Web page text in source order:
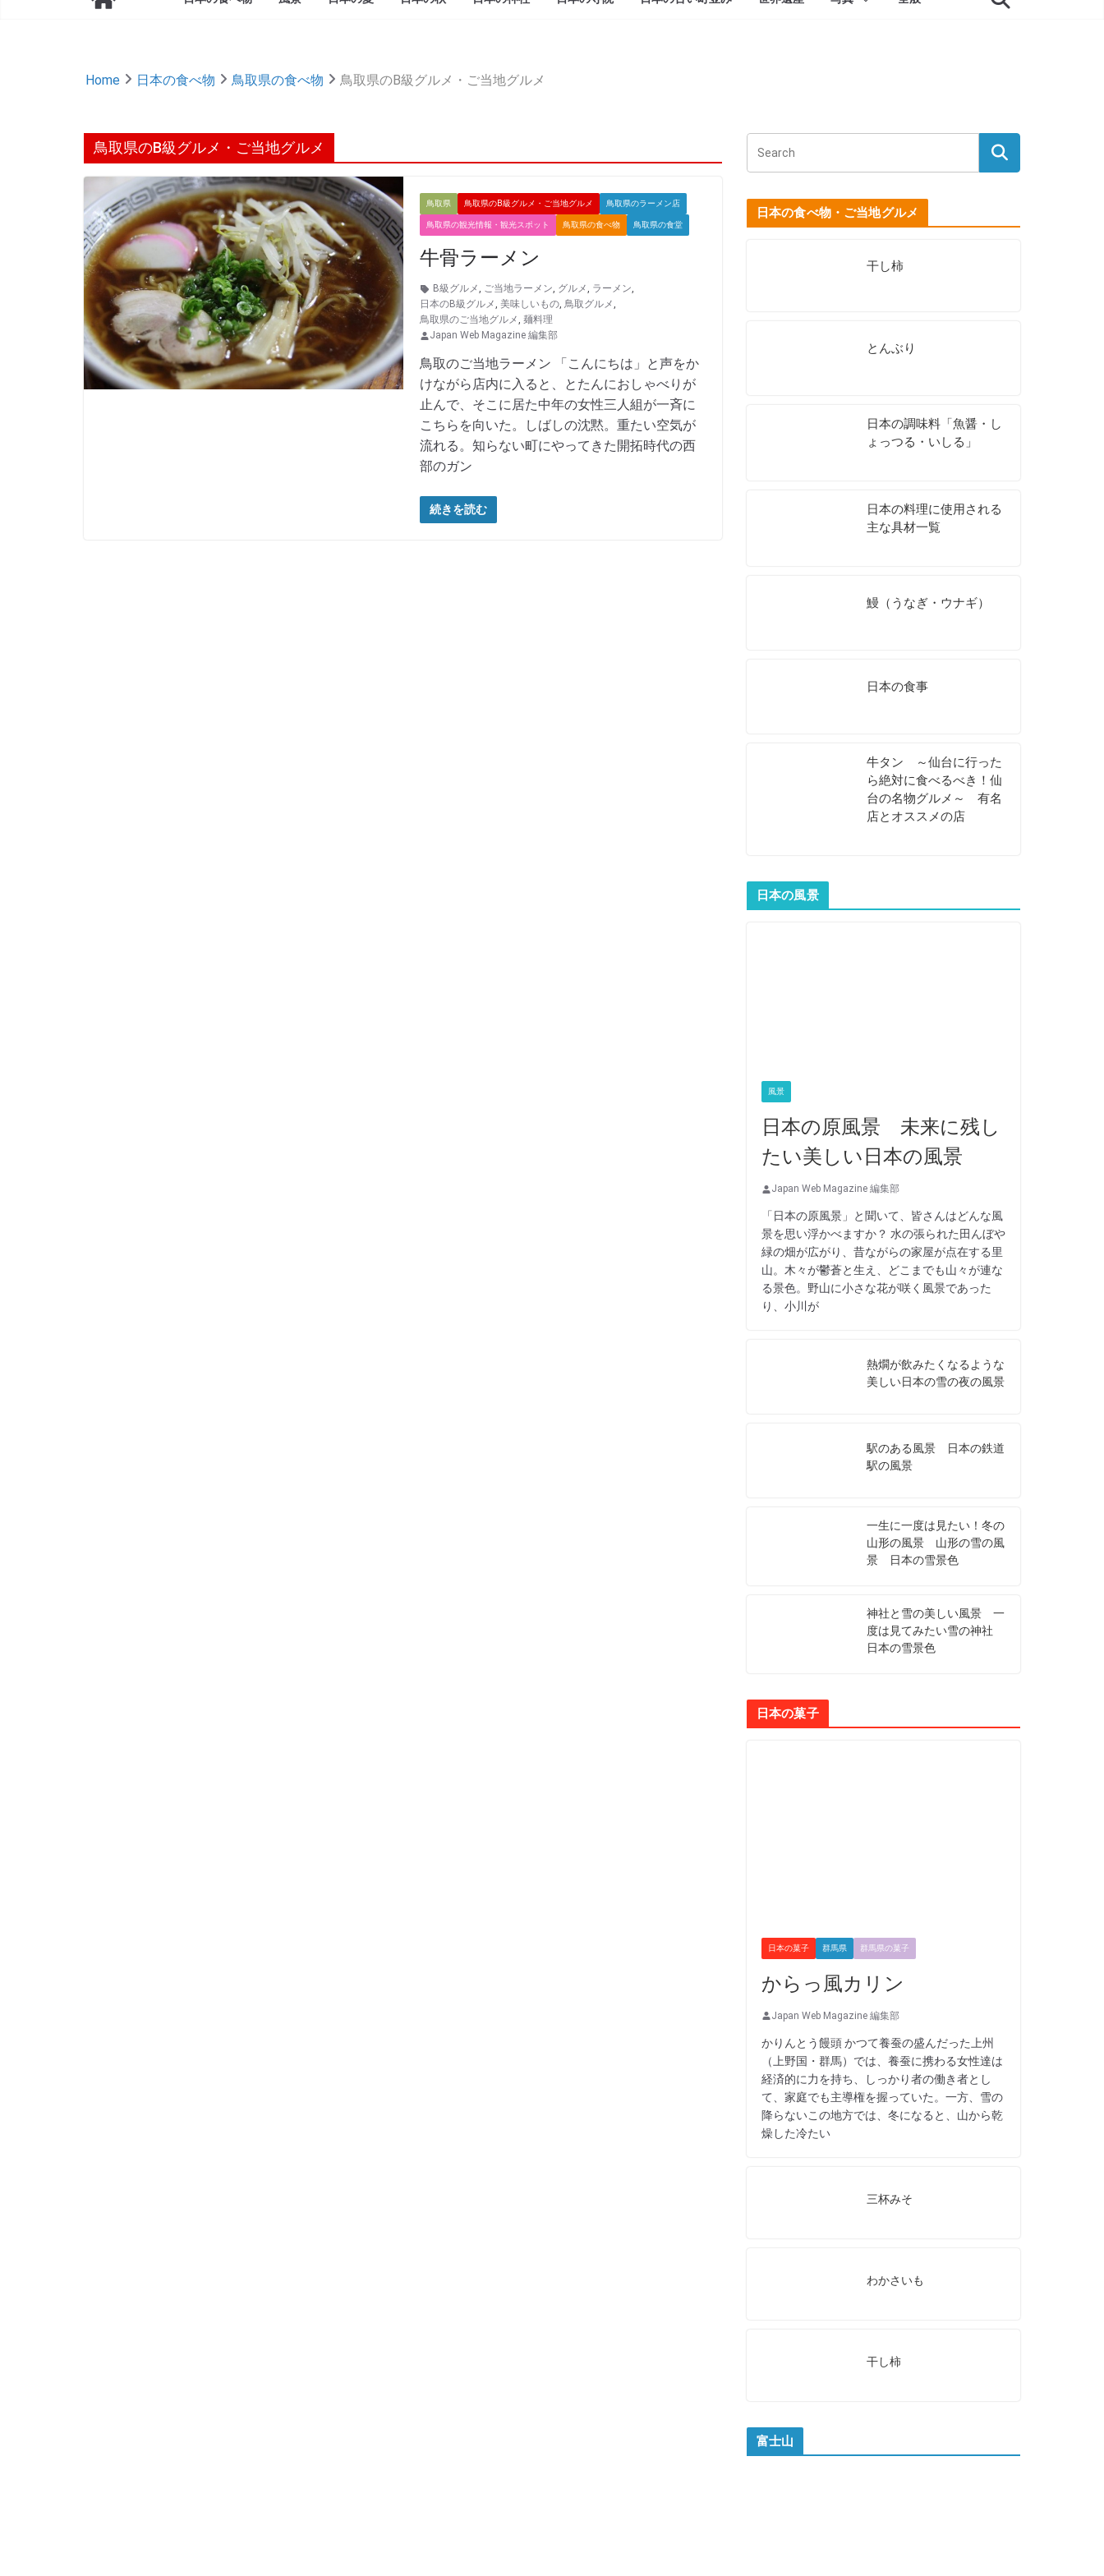
Home 日本の食べ物 鳥取県の食べ物 鳥取県のB級グルメ・ご当地グルメ
鳥取県のB級グルメ・ご当地グルメ
鳥取県 鳥取県のB級グルメ・ご当地グルメ 鳥取県のラーメン店
鳥取県の観光情報・観光スポット 鳥取県の食べ物 鳥取県の食堂
牛骨ラーメン
B級グルメ, ご当地ラーメン, グルメ, ラーメン,
日本のB級グルメ, 美味しいもの, 鳥取グルメ,
鳥取県のご当地グルメ, 麺料理
Japan Web Magazine 編集部
鳥取のご当地ラーメン 「こんにちは」と声をか
けながら店内に入ると、とたんにおしゃべりが
止んで、そこに居た中年の女性三人組が一斉に
こちらを向いた。しばしの沈黙。重たい空気が
流れる。知らない町にやってきた開拓時代の西
部のガン
続きを読む
日本の食べ物・ご当地グルメ
干し柿
とんぶり
日本の調味料「魚醤・し
ょっつる・いしる」
日本の料理に使用される
主な具材一覧
鰻（うなぎ・ウナギ）
日本の食事
牛タン ～仙台に行った
ら絶対に食べるべき！仙
台の名物グルメ～ 有名
店とオススメの店
日本の風景
風景
日本の原風景 未来に残し
たい美しい日本の風景
Japan Web Magazine 編集部
「日本の原風景」と聞いて、皆さんはどんな風
景を思い浮かべますか？ 水の張られた田んぼや
緑の畑が広がり、昔ながらの家屋が点在する里
山。木々が鬱蒼と生え、どこまでも山々が連な
る景色。野山に小さな花が咲く風景であった
り、小川が
熱燗が飲みたくなるような
美しい日本の雪の夜の風景
駅のある風景 日本の鉄道
駅の風景
一生に一度は見たい！冬の
山形の風景 山形の雪の風
景 日本の雪景色
神社と雪の美しい風景 一
度は見てみたい雪の神社
日本の雪景色
日本の菓子
日本の菓子 群馬県 群馬県の菓子
からっ風カリン
Japan Web Magazine 編集部
かりんとう饅頭 かつて養蚕の盛んだった上州
（上野国・群馬）では、養蚕に携わる女性達は
経済的に力を持ち、しっかり者の働き者とし
て、家庭でも主導権を握っていた。一方、雪の
降らないこの地方では、冬になると、山から乾
燥した冷たい
三杯みそ
わかさいも
干し柿
富士山